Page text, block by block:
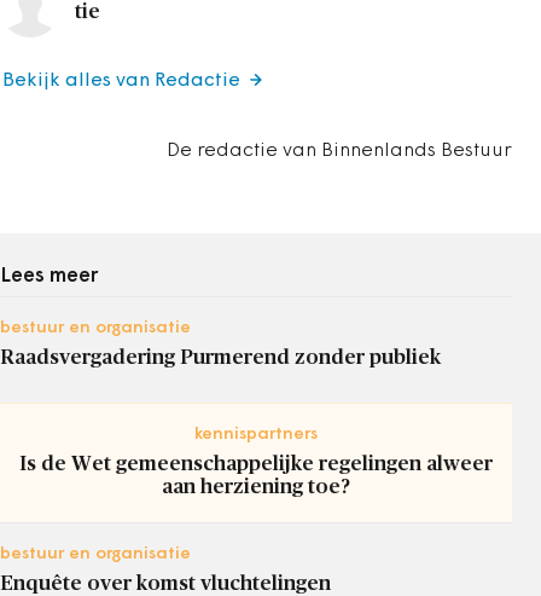
tie
De redactie van Binnenlands Bestuur
Bekijk alles van Redactie
Lees meer
bestuur en organisatie
Raadsvergadering Purmerend zonder publiek
kennispartners
Is de Wet gemeenschappelijke regelingen alweer
aan herziening toe?
bestuur en organisatie
Enquête over komst vluchtelingen